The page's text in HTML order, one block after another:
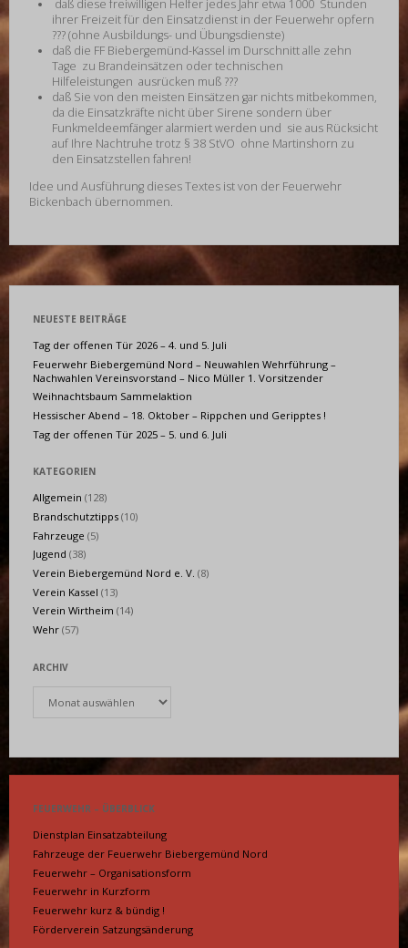
daß diese freiwilligen Helfer jedes Jahr etwa 1000 Stunden
ihrer Freizeit für den Einsatzdienst in der Feuerwehr opfern
??? (ohne Ausbildungs- und Übungsdienste)
daß die FF Biebergemünd-Kassel im Durschnitt alle zehn
Tage zu Brandeinsätzen oder technischen
Hilfeleistungen ausrücken muß ???
daß Sie von den meisten Einsätzen gar nichts mitbekommen,
da die Einsatzkräfte nicht über Sirene sondern über
Funkmeldeemfänger alarmiert werden und sie aus Rücksicht
auf Ihre Nachtruhe trotz § 38 StVO ohne Martinshorn zu
den Einsatzstellen fahren!
Idee und Ausführung dieses Textes ist von der Feuerwehr
Bickenbach übernommen.
NEUESTE BEITRÄGE
Tag der offenen Tür 2026 – 4. und 5. Juli
Feuerwehr Biebergemünd Nord – Neuwahlen Wehrführung –
Nachwahlen Vereinsvorstand – Nico Müller 1. Vorsitzender
Weihnachtsbaum Sammelaktion
Hessischer Abend – 18. Oktober – Rippchen und Geripptes !
Tag der offenen Tür 2025 – 5. und 6. Juli
KATEGORIEN
Allgemein (128)
Brandschutztipps (10)
Fahrzeuge (5)
Jugend (38)
Verein Biebergemünd Nord e. V. (8)
Verein Kassel (13)
Verein Wirtheim (14)
Wehr (57)
ARCHIV
FEUERWEHR – ÜBERBLICK
Dienstplan Einsatzabteilung
Fahrzeuge der Feuerwehr Biebergemünd Nord
Feuerwehr – Organisationsform
Feuerwehr in Kurzform
Feuerwehr kurz & bündig !
Förderverein Satzungsänderung